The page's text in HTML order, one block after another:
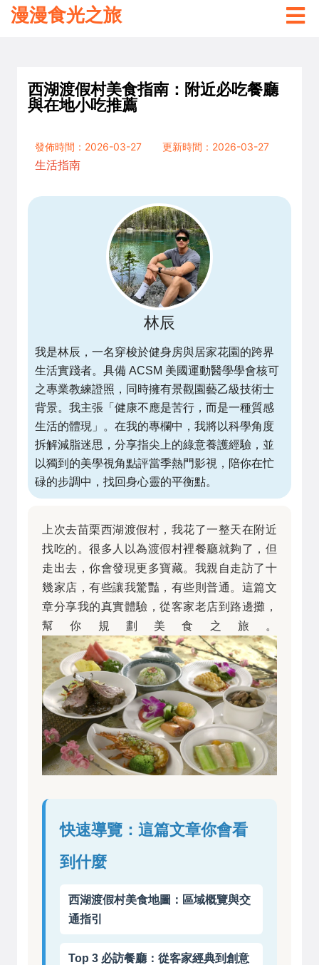
漫漫食光之旅
西湖渡假村美食指南：附近必吃餐廳
與在地小吃推薦
發佈時間：2026-03-27
更新時間：2026-03-27
生活指南
林辰
我是林辰，一名穿梭於健身房與居家花園的跨界
生活實踐者。具備 ACSM 美國運動醫學學會核可
之專業教練證照，同時擁有景觀園藝乙級技術士
背景。我主張「健康不應是苦行，而是一種質感
生活的體現」。在我的專欄中，我將以科學角度
拆解減脂迷思，分享指尖上的綠意養護經驗，並
以獨到的美學視角點評當季熱門影視，陪你在忙
碌的步調中，找回身心靈的平衡點。
上次去苗栗西湖渡假村，我花了一整天在附近
找吃的。很多人以為渡假村裡餐廳就夠了，但
走出去，你會發現更多寶藏。我親自走訪了十
幾家店，有些讓我驚豔，有些則普通。這篇文
章分享我的真實體驗，從客家老店到路邊攤，
幫你規劃美食之旅。
快速導覽：這篇文章你會看
到什麼
西湖渡假村美食地圖：區域概覽與交
通指引
Top 3 必訪餐廳：從客家經典到創意